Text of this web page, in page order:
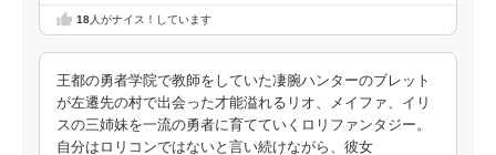
18人がナイス！しています
王都の勇者学院で教師をしていた凄腕ハンターのブレット
が左遷先の村で出会った才能溢れるリオ、メイファ、イリ
スの三姉妹を一流の勇者に育てていくロリファンタジー。
自分はロリコンではないと言い続けながら、彼女